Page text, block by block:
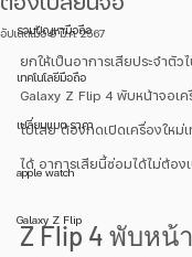
รวมปัญหามือถือ
เทคโนโลยีมือถือ
เปลี่ยนแบต ราคา
apple watch
Galaxy Z Flip
อัปเดตเมื่อ9 มี.ค. 2567
ยกให้เป็นอาการเสียประจำตัว
Galaxy Z Flip 4 พับหน้าจอเ
ไปเลย ต้องกดเปิดเครื่องใหม่
ได้ อาการเสียนี้ซ่อมได้ไม่ต้อง
Z Flip 4 พับหน้